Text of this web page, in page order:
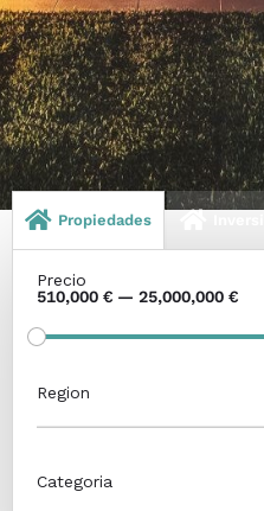
Propiedades
Precio
510,000 € — 25,000,000 €
Region
Categoria